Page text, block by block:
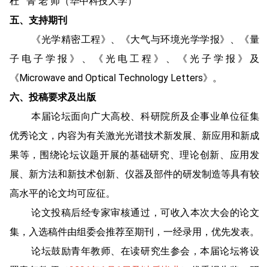
五、支持期刊
《光学精密工程》、《大气与环境光学学报》、《量
子电子学报》、《光电工程》、《光子学报》及
《Microwave and Optical Technology Letters》。
六、投稿要求及出版
本届论坛面向广大高校、科研院所及企事业单位征集
优秀论文，内容为有关激光光谱技术新发展、新应用和新成
果等，围绕论坛议题开展的基础研究、理论创新、应用发
展、新方法和新技术创新、仪器及部件的研发制造等具有较
高水平的论文均可应征。
论文投稿后经专家审核通过，可收入本次大会的论文
集，入选稿件由组委会推荐至期刊，一经录用，优先发表。
论坛鼓励青年教师、在读研究生参会，本届论坛将设